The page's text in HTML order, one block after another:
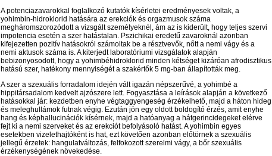
A potenciazavarokkal foglalkozó kutatók kísérletei eredményesek voltak, a
yohimbin-hidroklorid hatására az erekciók és orgazmusok száma
megháromszorozódott a vizsgált személyeknél, ám az is kiderült, hogy teljes szervi
impotencia esetén a szer hatástalan. Pszichikai eredetű zavaroknál azonban
kifejezetten pozitív hatásokról számoltak be a résztvevők, nőtt a nemi vágy és a
nemi aktusok száma is. A kiterjedt laboratóriumi vizsgálatok alapján
bebizonyosodott, hogy a yohimbéhidroklorid minden kétséget kizáróan afrodisztikus
hatású szer, hatékony mennyiségét a szakértők 5 mg-ban állapították meg.
A szer a szexuális forradalom idején vált igazán népszerűvé, a yohimbé a
hippitársadalom kedvelt ajzószere lett. Fogyasztása a leírások alapján a következő
hatásokkal jár: kezdetben enyhe végtaggyengeség érzékelhető, majd a háton hideg
és meleghullámok futnak végig. Ezután jön egy oldott boldogító érzés, amit enyhe
hang és képhallucinációk kísérnek, majd a hatóanyag a hátgerincidegeket elérve
fejt ki a nemi szerveket és az erekciót befolyásoló hatást. A yohimbin egyes
esetekben vizelethajtóként is hat, ezt követően azonban előtörnek a szexuális
jellegű érzetek: hangulatváltozás, felfokozott szerelmi vágy, a bőr szexuális
érzékenységének növekedése.